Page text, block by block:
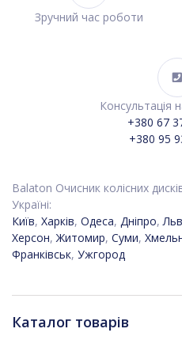
Зручний час роботи
Консультація
+380 67
+380 95
Balaton Очисник колісних
Україні:
Київ, Харків, Одеса, Дніпро,
Херсон, Житомир, Суми,
Франківськ, Ужгород
Каталог товарів